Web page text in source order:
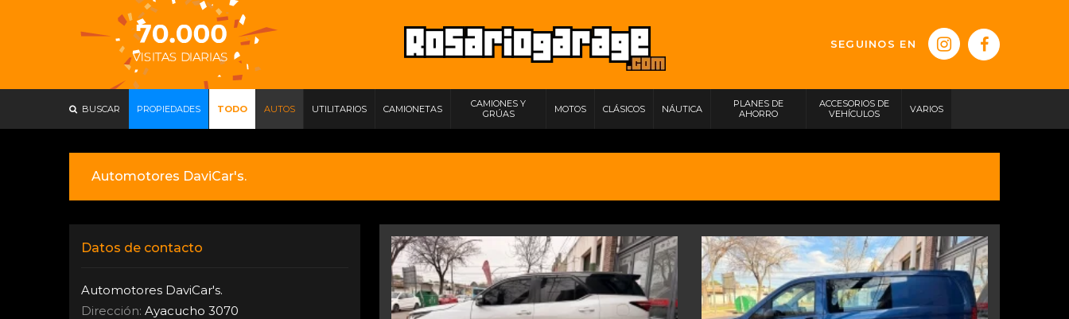
SEGUINOS EN
BUSCAR PROPIEDADES TODO AUTOS UTILITARIOS CAMIONETAS
CAMIONES Y
GRÚAS
MOTOS CLÁSICOS NÁUTICA
PLANES DE
AHORRO
ACCESORIOS DE
VEHÍCULOS
VARIOS
Automotores DaviCar's.
Datos de contacto
Automotores DaviCar's.
Dirección: Ayacucho 3070